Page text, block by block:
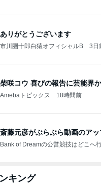
ありがとうございます
市川團十郎白猿オフィシャルB 3日
柴咲コウ 喜びの報告に芸能界
Amebaトピックス 18時間前
斎藤元彦がぶらぶら動画のア
Bank of Dreamの公営競技はどこへ
キング